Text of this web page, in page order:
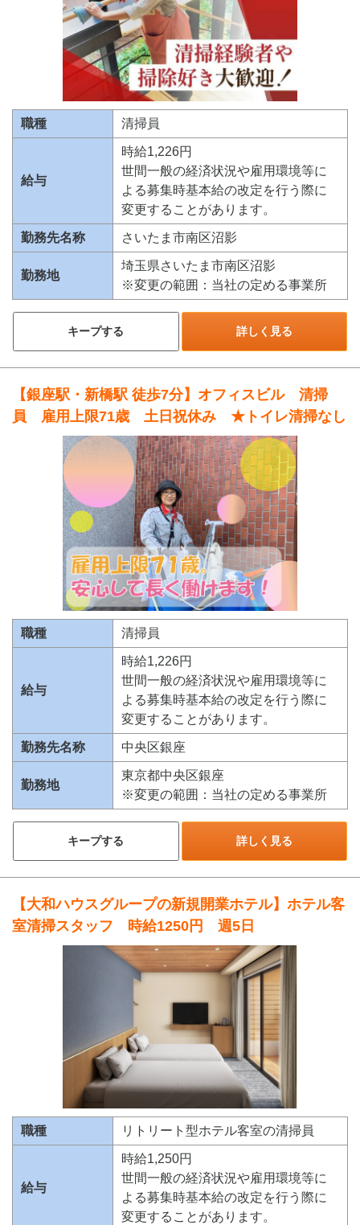
職種 清掃員
給与
時給1,226円
世間一般の経済状況や雇用環境等に
よる募集時基本給の改定を行う際に
変更することがあります。
勤務先名称 さいたま市南区沼影
勤務地
埼玉県さいたま市南区沼影
※変更の範囲：当社の定める事業所
キープする 詳しく見る
【銀座駅・新橋駅 徒歩7分】オフィスビル 清掃
員 雇用上限71歳 土日祝休み ★トイレ清掃なし
職種 清掃員
給与
時給1,226円
世間一般の経済状況や雇用環境等に
よる募集時基本給の改定を行う際に
変更することがあります。
勤務先名称 中央区銀座
勤務地
東京都中央区銀座
※変更の範囲：当社の定める事業所
キープする 詳しく見る
【大和ハウスグループの新規開業ホテル】ホテル客
室清掃スタッフ 時給1250円 週5日
職種 リトリート型ホテル客室の清掃員
給与
時給1,250円
世間一般の経済状況や雇用環境等に
よる募集時基本給の改定を行う際に
変更することがあります。